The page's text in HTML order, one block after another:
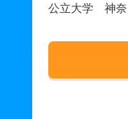
公立大学 神